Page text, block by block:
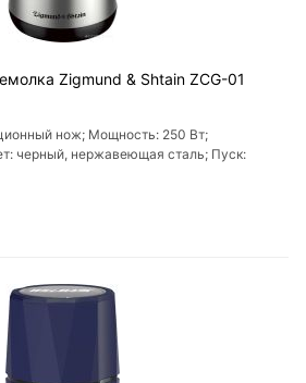
Zigmund & Shtain ZCG-01
нож; Мощность: 250 Вт;
черный, нержавеющая сталь; Пуск: